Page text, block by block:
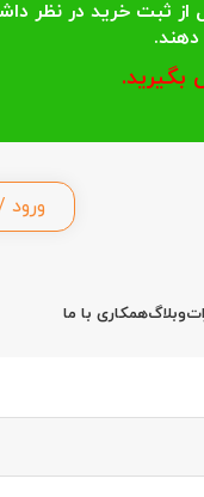
ورود
وبلاگهمکاری با ما
می کنند قبل از ثبت